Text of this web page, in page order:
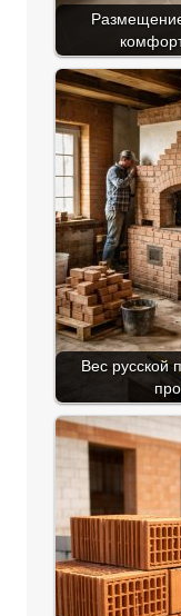
Вес русской